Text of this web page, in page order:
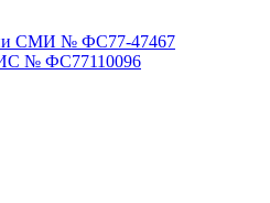
СМИ № ФС77-47467
№ ФС77110096